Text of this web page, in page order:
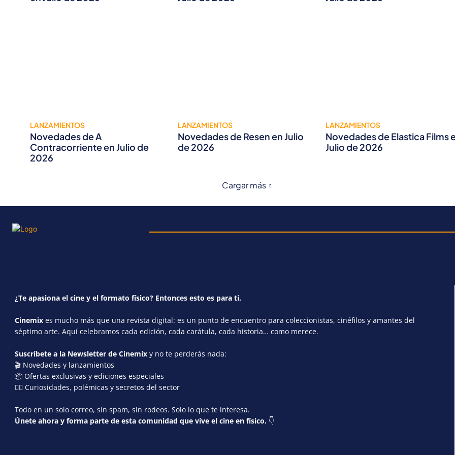
LANZAMIENTOS
Novedades de A
Contracorriente en Julio de
2026
LANZAMIENTOS
Novedades de Resen en Julio
de 2026
LANZAMIENTOS
Novedades de Elastica Films
Julio de 2026
Cargar más
¿Te apasiona el cine y el formato físico? Entonces esto es para ti.
Cinemix es mucho más que una revista digital: es un punto de encuentro para coleccionistas, cinéfilos y amantes del
séptimo arte. Aquí celebramos cada edición, cada carátula, cada historia… como merece.
Suscríbete a la Newsletter de Cinemix y no te perderás nada:
🎬 Novedades y lanzamientos
📦 Ofertas exclusivas y ediciones especiales
🕵️‍♂️ Curiosidades, polémicas y secretos del sector
Todo en un solo correo, sin spam, sin rodeos. Solo lo que te interesa.
Únete ahora y forma parte de esta comunidad que vive el cine en físico. 👇